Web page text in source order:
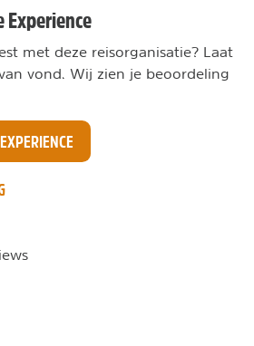
Experience
met deze reisorganisatie? Laat
vond. Wij zien je beoordeling